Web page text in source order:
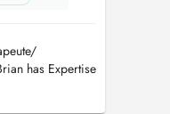
has Expertise
(Maitland)
Therapy Dry